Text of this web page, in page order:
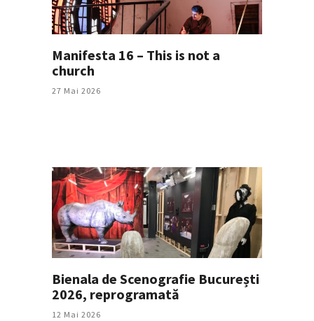
Manifesta 16 – This is not a
church
27 Mai 2026
Bienala de Scenografie București
2026, reprogramată
12 Mai 2026